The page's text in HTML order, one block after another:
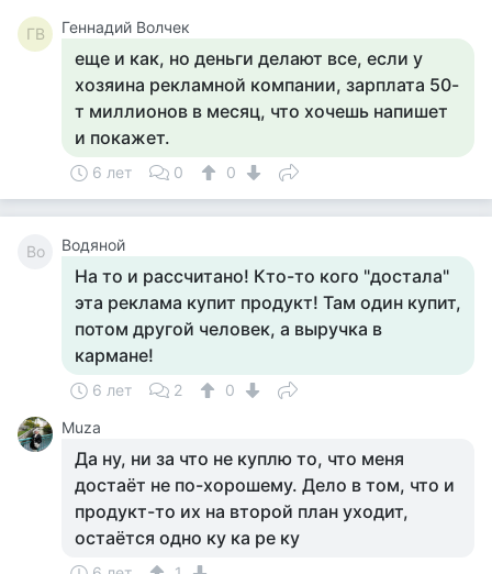
ГВ Геннадий Волчек
еще и как, но деньги делают все, если у
хозяина рекламной компании, зарплата 50-
т миллионов в месяц, что хочешь напишет
и покажет.
6 лет 0 0
Во Водяной
На то и рассчитано! Кто-то кого "достала"
эта реклама купит продукт! Там один купит,
потом другой человек, а выручка в
кармане!
6 лет 2
0
Muza
Да ну, ни за что не куплю то, что меня
достаёт не по-хорошему. Дело в том, что и
продукт-то их на второй план уходит,
остаётся одно ку ка ре ку